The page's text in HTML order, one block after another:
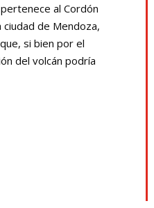
al Cordón
de Mendoza,
si bien por el
del volcán podría